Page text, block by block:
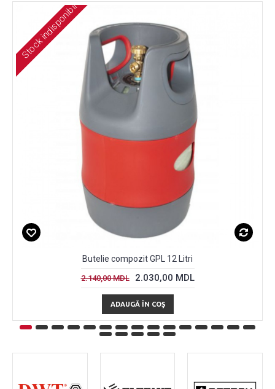
Stock indisponibil
Butelie compozit GPL 12 Litri
2.140,00 MDL 2.030,00 MDL
ADAUGĂ ÎN COŞ